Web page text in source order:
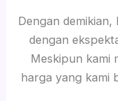
Dengan demikian,
dengan
Meskipun kami
harga yang kami